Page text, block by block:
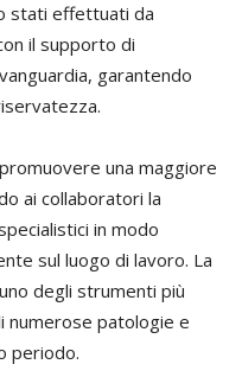
stati effettuati da
il supporto di
garantendo
una maggiore
ai collaboratori la
in modo
sul luogo di lavoro. La
degli strumenti più
numerose patologie e
periodo.